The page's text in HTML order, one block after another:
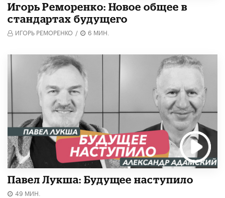
Игорь Реморенко: Новое общее в
стандартах будущего
ИГОРЬ РЕМОРЕНКО / 6 МИН.
Павел Лукша: Будущее наступило
49 МИН.